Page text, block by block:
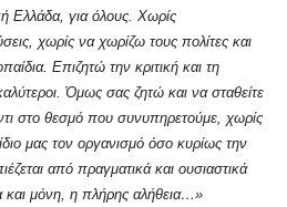
Ελλάδα, για όλους. Χωρίς
χωρίς να χωρίζω τους πολίτες και
Επιζητώ την κριτική και τη
Όμως σας ζητώ και να σταθείτε
στο θεσμό που συνυπηρετούμε, χωρίς
μας τον οργανισμό όσο κυρίως την
από πραγματικά και ουσιαστικά
και μόνη, η πλήρης αλήθεια…»